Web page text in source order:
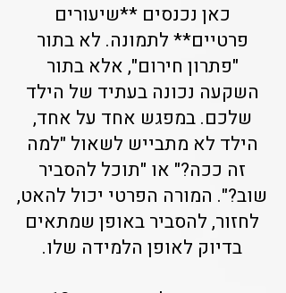
כאן נכנסים **שיעורים
פרטיים** לתמונה. לא בתור
"פתרון חירום", אלא בתור
השקעה נכונה בעתיד של הילד
שלכם. במפגש אחד על אחד,
הילד לא מתבייש לשאול "למה
זה ככה?" או "תוכל להסביר
שוב?". המורה הפרטי יכול להאט,
לחזור, להסביר באופן שמתאים
בדיוק לאופן הלמידה שלו.